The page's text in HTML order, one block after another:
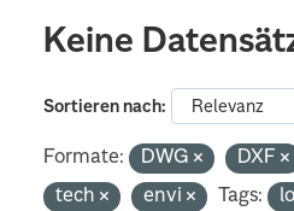
Keine
Sortieren nach
Formate: DWG DXF
tech
envi Tags: